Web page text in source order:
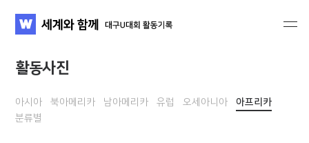
WATV세계와 함께 대구U대회 활동기록
활동사진
아시아 북아메리카 남아메리카 유럽 오세아니아
아프리카
분류별